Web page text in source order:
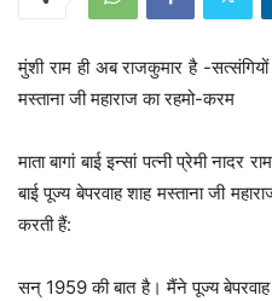
मुंशी राम ही अब राजकुमार है -
मस्ताना जी महाराज का रहमो-करम
माता बागां बाई इन्सां पत्नी प्रेमी नादर
बाई पूज्य बेपरवाह शाह मस्ताना जी
करती हैं:
सन् 1959 की बात है। मैंने पूज्य बेपरवाह